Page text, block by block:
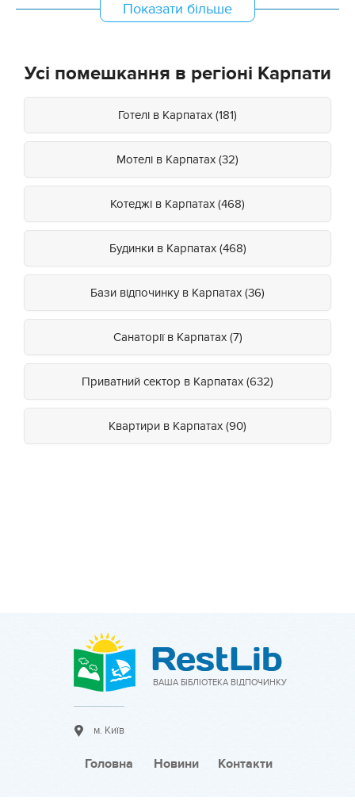
Показати більше
Усі помешкання в регіоні Карпати
Готелі в Карпатах (181)
Мотелі в Карпатах (32)
Котеджі в Карпатах (468)
Будинки в Карпатах (468)
Бази відпочинку в Карпатах (36)
Санаторії в Карпатах (7)
Приватний сектор в Карпатах (632)
Квартири в Карпатах (90)
ВАША БІБЛІОТЕКА ВІДПОЧИНКУ
м. Київ
Головна Новини Контакти